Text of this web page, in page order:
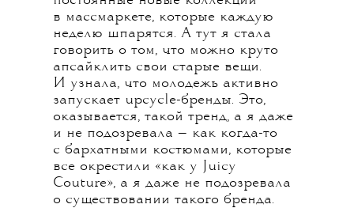
в массмаркете, которые каждую
неделю шпарятся. А тут я стала
говорить о том, что можно круто
апсайклить свои старые вещи.
И узнала, что молодежь активно
запускает upcycle-бренды. Это,
оказывается, такой тренд, а я даже
и не подозревала — как когда-то
с бархатными костюмами, которые
все окрестили «как у Juicy
Couture», а я даже не подозревала
о существовании такого бренда.